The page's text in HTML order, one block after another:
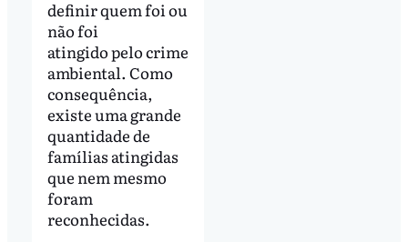
definir quem foi ou
não foi
atingido pelo crime
ambiental. Como
consequência,
existe uma grande
quantidade de
famílias atingidas
que nem mesmo
foram
reconhecidas.